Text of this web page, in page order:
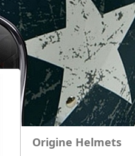
Origine Helmets